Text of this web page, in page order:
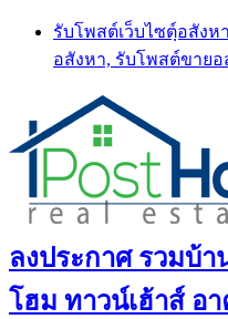
Skip
content
รับโพสต์เว็บไซตฺ์อสังห
อสังหา, รับโพสต์ขายอ
ลงประกาศ รวมบ้
โฮม ทาวน์เฮ้าส์ อ